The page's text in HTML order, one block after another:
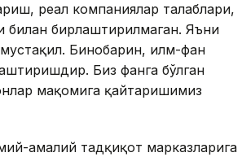
реал компаниялар талаблари,
билан бирлаштирилмаган. Яъни
Бинобарин, илм-фан
Биз фанга бўлган
мақомига қайтаришимиз
амалий тадқиқот марказларига